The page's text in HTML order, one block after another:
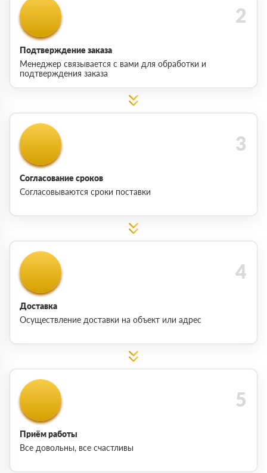
Подтверждение заказа
Менеджер связывается с вами для обработки и
подтверждения заказа
Согласование сроков
Согласовываются сроки поставки
Доставка
Осуществление доставки на объект или адрес
Приём работы
Все довольны, все счастливы